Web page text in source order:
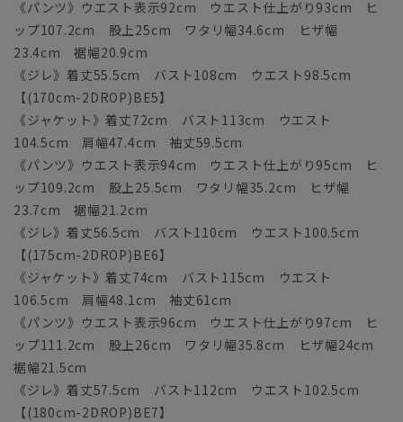
《パンツ》ウエスト表示92cm ウエスト仕上がり93cm ヒ
ップ107.2cm 股上25cm ワタリ幅34.6cm ヒザ幅
23.4cm 裾幅20.9cm
《ジレ》着丈55.5cm バスト108cm ウエスト98.5cm
【(170cm-2DROP)BE5】
《ジャケット》着丈72cm バスト113cm ウエスト
104.5cm 肩幅47.4cm 袖丈59.5cm
《パンツ》ウエスト表示94cm ウエスト仕上がり95cm ヒ
ップ109.2cm 股上25.5cm ワタリ幅35.2cm ヒザ幅
23.7cm 裾幅21.2cm
《ジレ》着丈56.5cm バスト110cm ウエスト100.5cm
【(175cm-2DROP)BE6】
《ジャケット》着丈74cm バスト115cm ウエスト
106.5cm 肩幅48.1cm 袖丈61cm
《パンツ》ウエスト表示96cm ウエスト仕上がり97cm ヒ
ップ111.2cm 股上26cm ワタリ幅35.8cm ヒザ幅24cm
裾幅21.5cm
《ジレ》着丈57.5cm バスト112cm ウエスト102.5cm
【(180cm-2DROP)BE7】